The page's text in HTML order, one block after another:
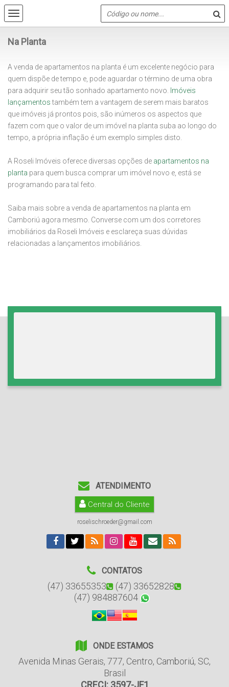
Na Planta
A venda de apartamentos na planta é um excelente negócio para
quem dispõe de tempo e, pode aguardar o término de uma obra
para adquirir seu tão sonhado apartamento novo.
Imóveis
lançamentostambém tem a vantagem de serem mais baratos
que imóveis já prontos pois, são inúmeros os aspectos que
fazem com que o valor de um imóvel na planta suba ao longo do
tempo, a própria inflação é um exemplo simples disto.
A Roseli Imóveis oferece diversas opções de apartamentos na
planta para quem busca comprar um imóvel novo e, está se
programando para tal feito.
Saiba mais sobre a venda de apartamentos na planta em
Camboriú agora mesmo. Converse com um dos corretores
imobiliários da Roseli Imóveis e esclareça suas dúvidas
relacionadas a lançamentos imobiliários.
ATENDIMENTO
Central do Cliente
roselischroeder@gmail.com
CONTATOS
(47) 33655353
(47) 33652828
(47) 984887604
ONDE ESTAMOS
Avenida Minas Gerais, 777, Centro, Camboriú, SC,
Brasil
CRECI: 3597-JF1